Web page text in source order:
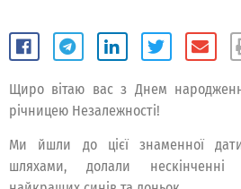
Щиро вітаю вас з Днем
річницею Незалежності!
Ми йшли до цієї знаменної
шляхами, долали нескінченні